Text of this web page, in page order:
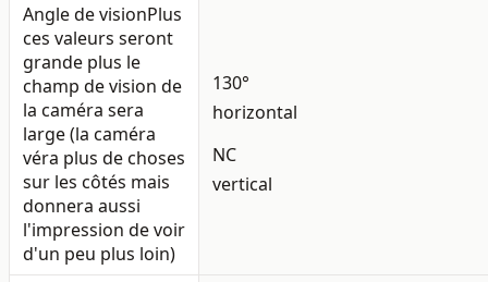
Angle de visionPlus
ces valeurs seront
grande plus le
champ de vision de
la caméra sera
large (la caméra
véra plus de choses
sur les côtés mais
donnera aussi
l'impression de voir
d'un peu plus loin)
130°
horizontal
NC
vertical